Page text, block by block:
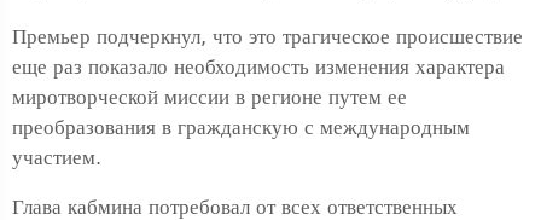
Премьер подчеркнул, что это трагическое происшествие
еще раз показало необходимость изменения характера
миротворческой миссии в регионе путем ее
преобразования в гражданскую с международным
участием.
Глава кабмина потребовал от всех ответственных